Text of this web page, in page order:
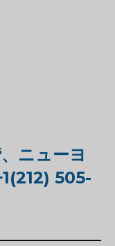
ニューヨ
505-